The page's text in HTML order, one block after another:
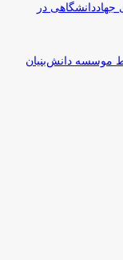
در
موسسه دانش‌بنیان